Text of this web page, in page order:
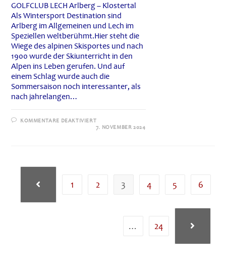
GOLFCLUB LECH Arlberg – Klostertal
Als Wintersport Destination sind
Arlberg im Allgemeinen und Lech im
Speziellen weltberühmt.Hier steht die
Wiege des alpinen Skisportes und nach
1900 wurde der Skiunterricht in den
Alpen ins Leben gerufen. Und auf
einem Schlag wurde auch die
Sommersaison noch interessanter, als
nach jahrelangen…
KOMMENTARE DEAKTIVIERTFÜR
GOLFCLUB
LECH
7. NOVEMBER 2024
Zur vorherigen Seite
1 2 3 4 5 6
… 24 Zur